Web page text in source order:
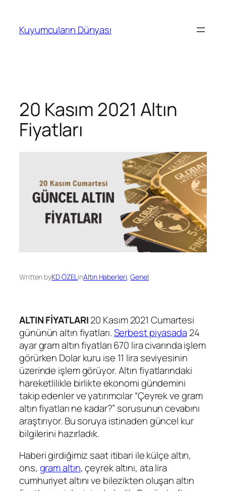
Kuyumcuların Dünyası
20 Kasım 2021 Altın
Fiyatları
Written byKD ÖZEL inAltın Haberleri, Genel
ALTIN FİYATLARI20 Kasım 2021 Cumartesi
gününün altın fiyatları.Serbest piyasada 24
ayar gram altın fiyatları 670 lira civarında işlem
görürken Dolar kuru ise 11 lira seviyesinin
üzerinde işlem görüyor. Altın fiyatlarındaki
hareketlilikle birlikte ekonomi gündemini
takip edenler ve yatırımcılar “Çeyrek ve gram
altın fiyatları ne kadar?” sorusunun cevabını
araştırıyor. Bu soruya istinaden güncel kur
bilgilerini hazırladık.
Haberi girdiğimiz saat itibari ile külçe altın,
ons, gram altın, çeyrek altını, ata lira
cumhuriyet altını ve bilezikten oluşan altın